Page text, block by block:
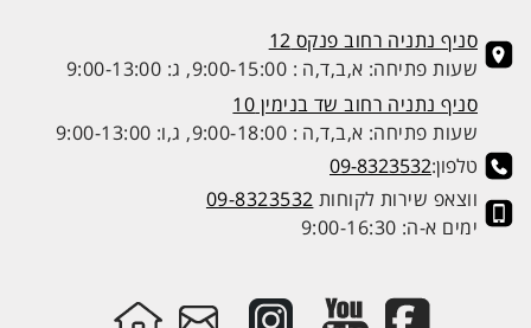
סניף נתניה רחוב פנקס 12
שעות פתיחה: א,ב,ד,ה : 9:00-15:00, ג: 9:00-13:00
סניף נתניה רחוב שד בנימין 10
שעות פתיחה: א,ב,ד,ה : 9:00-18:00, ג,ו: 9:00-13:00
טלפון:09-8323532
ווצאפ שירות לקוחות 09-8323532
ימים א-ה: 9:00-16:30